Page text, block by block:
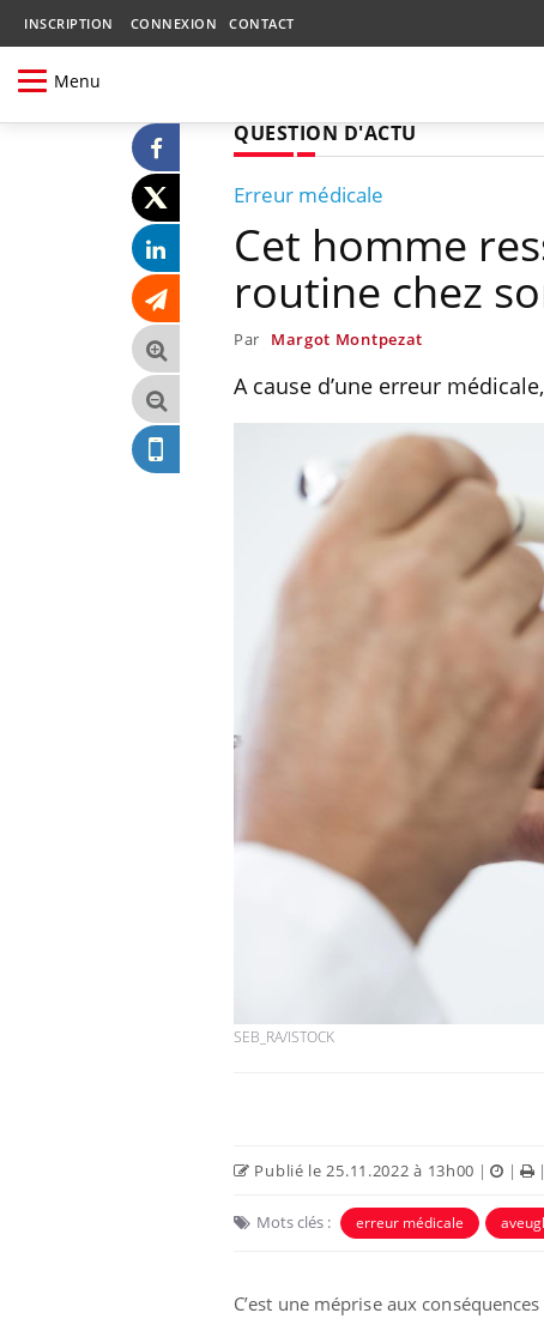
INSCRIPTION CONNEXION CONTACT
Menu
QUESTION D'ACTU
Erreur médicale
Cet homme
routine chez
Par Margot Montpezat
A cause d’une erreur
SEB_RA/ISTOCK
Publié le 25.11.2022 à 13h00 | |
Mots clés : erreur médicale
C’est une méprise aux conséquences